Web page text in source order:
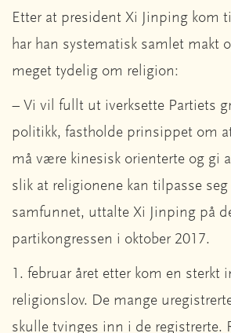
Etter at president Xi Jinping kom
har han systematisk samlet makt
meget tydelig om religion:
– Vi vil fullt ut iverksette Partiets
politikk, fastholde prinsippet om
må være kinesisk orienterte og gi
slik at religionene kan tilpasse
samfunnet, uttalte Xi Jinping på
partikongressen i oktober 2017.
1. februar året etter kom en sterkt
religionslov. De mange
skulle tvinges inn i de registrerte.